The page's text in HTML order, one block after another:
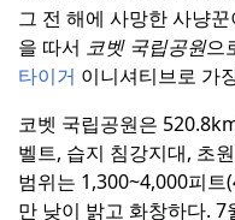
그 전 해에 사망한 사냥
을 따서 코벳 국립공원으
타이거 이니셔티브로 가
코벳 국립공원은
벨트, 습지 침강지대, 초
범위는 1,300~4,000피
만 낮이 밝고 화창하다. 7